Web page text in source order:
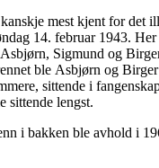
mest kjent for det
14. februar 1943.
Sigmund og
ble Asbjørn og
sittende i
sittende lengst.
i bakken ble avhold i